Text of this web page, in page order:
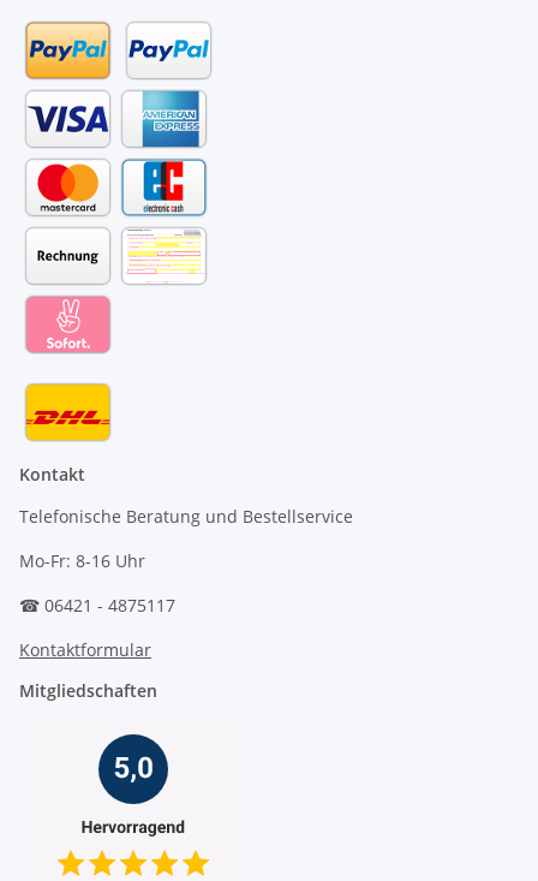
Kontakt
Telefonische Beratung und Bestellservice
Mo-Fr: 8-16 Uhr
☎ 06421 - 4875117
Kontaktformular
Mitgliedschaften